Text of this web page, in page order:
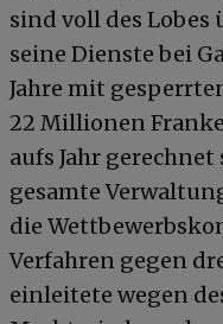
sind voll des Lobes
seine Dienste bei
Jahre mit
22 Millionen
aufs Jahr
gesamte
die
Verfahren gegen
einleitete wegen